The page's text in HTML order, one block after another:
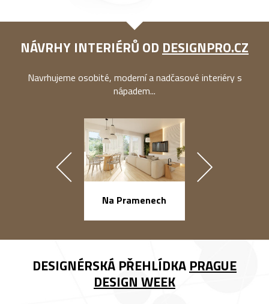
NÁVRHY INTERIÉRŮ OD DESIGNPRO.CZ
Navrhujeme osobité, moderní a nadčasové interiéry s
nápadem...
Na Pramenech
DESIGNÉRSKÁ PŘEHLÍDKA PRAGUE
DESIGN WEEK